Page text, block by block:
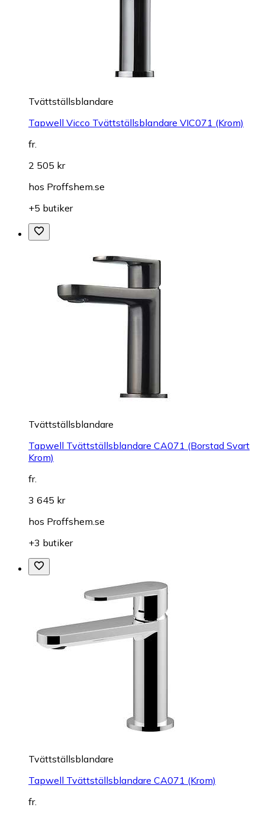
Tvättställsblandare
Tapwell Vicco Tvättställsblandare VIC071 (Krom)
fr.
2 505 kr
hos Proffshem.se
+5 butiker
Tvättställsblandare
Tapwell Tvättställsblandare CA071 (Borstad Svart
Krom)
fr.
3 645 kr
hos Proffshem.se
+3 butiker
Tvättställsblandare
Tapwell Tvättställsblandare CA071 (Krom)
fr.